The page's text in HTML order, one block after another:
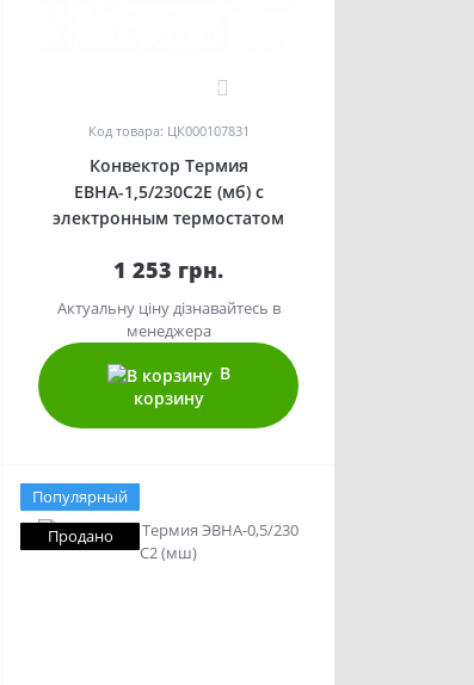
Код товара: ЦК000107831
Конвектор Термия
ЕВНА-1,5/230С2Е (мб) с
электронным термостатом
1 253 грн.
Актуальну ціну дізнавайтесь в
менеджера
В
корзину
Популярный
Продано